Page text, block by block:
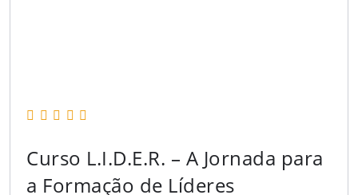
Curso L.I.D.E.R. – A Jornada para
a Formação de Líderes